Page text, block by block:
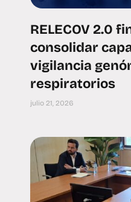
RELECOV 2.0
consolidar
vigilancia
respiratorios
julio 21, 2026